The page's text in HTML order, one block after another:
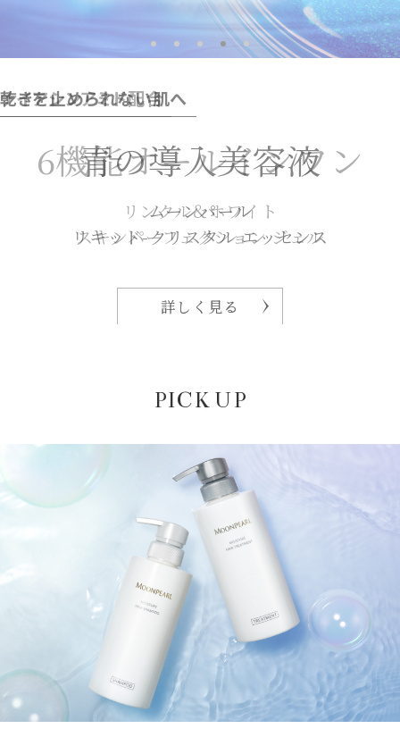
髪も、地肌もスッキリ爽快
ヘアシャンプー クール
ムーンパール
モイスチャー ヘアシャンプー クール
詳しく見る
50歳以降の骨の健康に
パールカルク
✕
大豆イソフラボン
パールカルク チュアブル
乾きを止められない肌へ
青の導入美容液
ムーンパール
リキッド-クリスタル エッセンス
詳しく見る
ナイアシンアミド配合
6機能オールインワン
リンクル＆ホワイト
スキンパーフェクション ジェル
詳しく見る
2つの美白有効成分
薬用美白ライン
ムーンパール
ホワイトニング
詳しく見る
PICK UP